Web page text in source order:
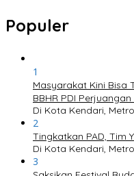
Populer
1
Masyarakat Kini Bisa
BBHR PDI
Di Kota Kendari,
2
Tingkatkan PAD, Tim
Di Kota Kendari,
3